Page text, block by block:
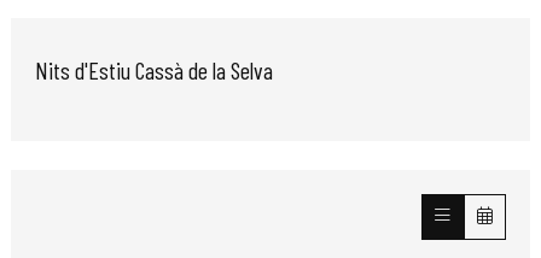
Nits d'Estiu Cassà de la Selva